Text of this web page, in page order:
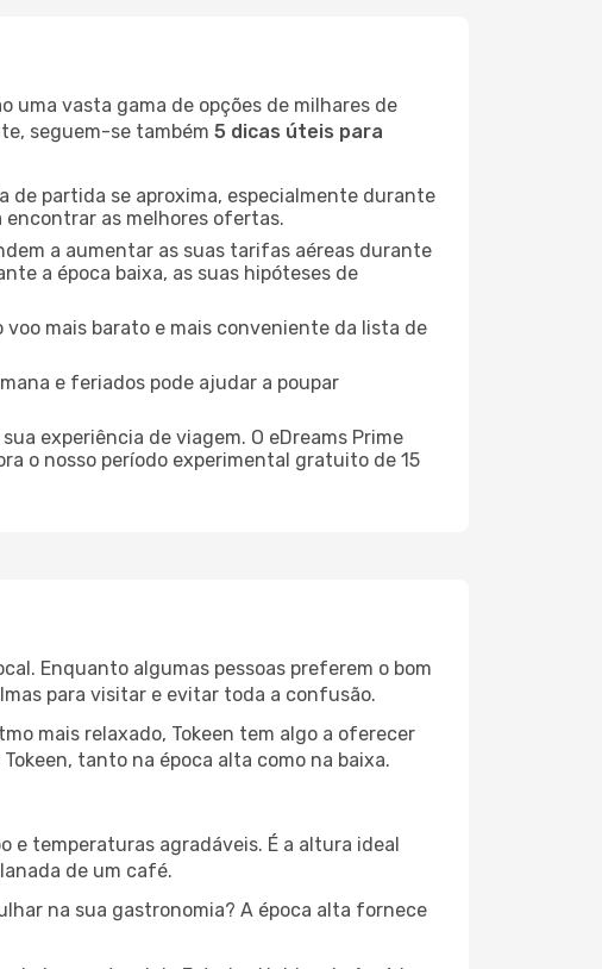
uma vasta gama de opções de milhares de
seguem-se também 5 dicas úteis para
de partida se aproxima, especialmente durante
encontrar as melhores ofertas.
a aumentar as suas tarifas aéreas durante
a época baixa, as suas hipóteses de
mais barato e mais conveniente da lista de
e feriados pode ajudar a poupar
experiência de viagem. O eDreams Prime
o nosso período experimental gratuito de 15
Enquanto algumas pessoas preferem o bom
para visitar e evitar toda a confusão.
mais relaxado, Tokeen tem algo a oferecer
tanto na época alta como na baixa.
e temperaturas agradáveis. É a altura ideal
de um café.
na sua gastronomia? A época alta fornece